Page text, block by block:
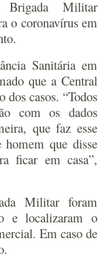
Militar
o coronavírus em
Sanitária em
que a Central
casos. “Todos
com os dados
que faz esse
homem que disse
ficar em casa”,
Militar foram
e localizaram o
Em caso de